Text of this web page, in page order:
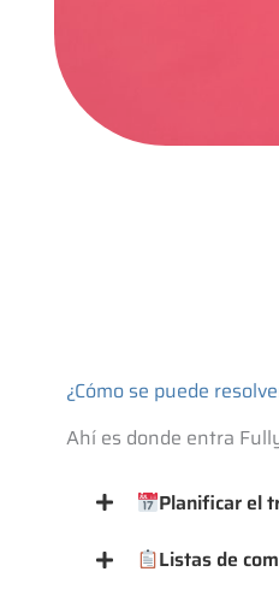
¿Cómo se puede
Ahí es donde entra
Planificar el
Listas de